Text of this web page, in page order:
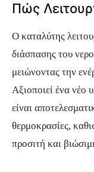
Πώς
Ο καταλύτης
διάσπασης του
μειώνοντας την
Αξιοποιεί ένα νέο
είναι
θερμοκρασίες,
προσιτή και